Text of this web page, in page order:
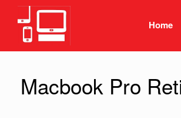
Spring
inhoud
Home
Macbook Pro